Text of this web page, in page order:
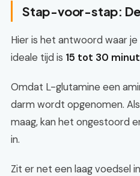
Stap-voor-stap:
Hier is het antwoord waar
ideale tijd is 15 tot 30
Omdat L-glutamine een
darm wordt opgenomen.
maag, kan het ongestoord
in.
Zit er net een laag voedsel